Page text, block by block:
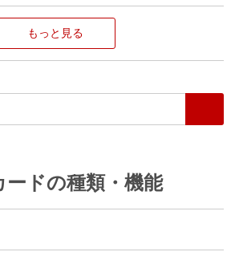
もっと見る
ードの種類・機能